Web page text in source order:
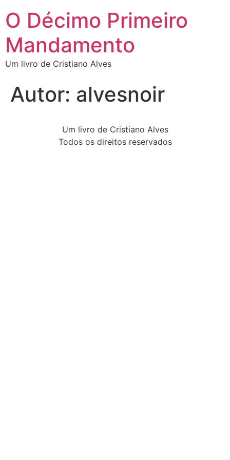
O Décimo Primeiro
Mandamento
Um livro de Cristiano Alves
Autor: alvesnoir
Um livro de Cristiano Alves
Todos os direitos reservados